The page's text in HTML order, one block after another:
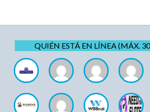
QUIÉN ESTÁ EN LÍNEA (MÁX.